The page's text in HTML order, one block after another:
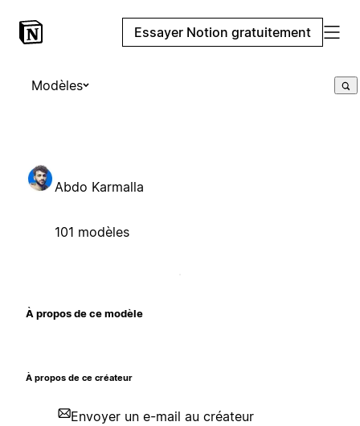
Essayer Notion gratuitement
Modèles
Abdo Karmalla
101 modèles
À propos de ce modèle
À propos de ce créateur
Envoyer un e-mail au créateur